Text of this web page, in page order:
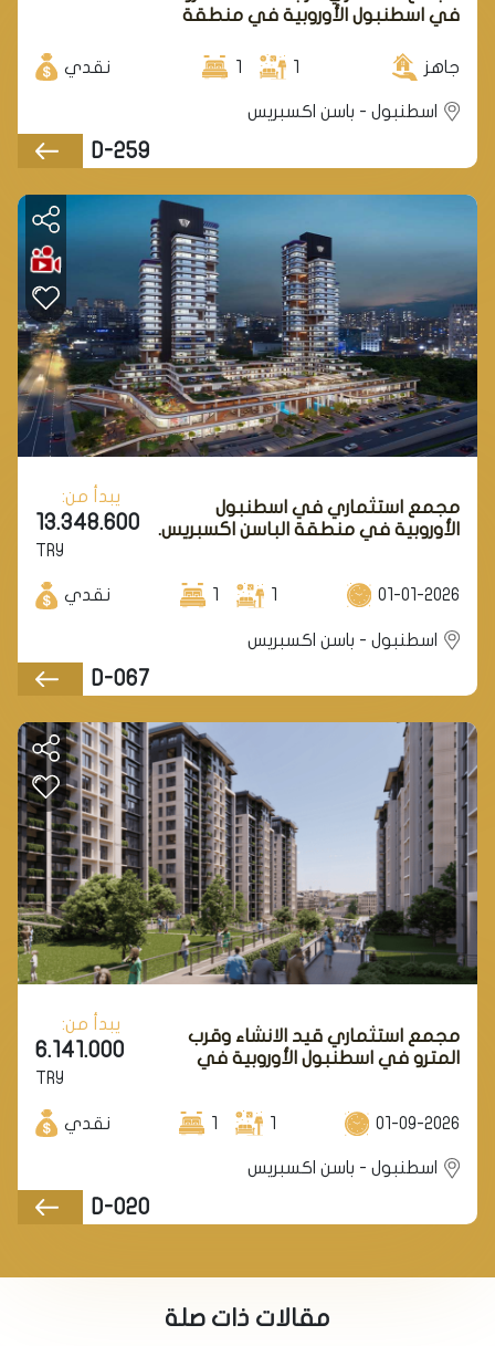
في اسطنبول الأوروبية في منطقة
جاهز 1
1 نقدي
اسطنبول - باسن اكسبريس
D-259
مجمع استثماري في اسطنبول
الأوروبية في منطقة الباسن اكسبريس.
يبدأ من:
13.348.600
TRY
01-01-2026
1
1 نقدي
اسطنبول - باسن اكسبريس
D-067
مجمع استثماري قيد الانشاء وقرب
المترو في اسطنبول الأوروبية في
يبدأ من:
6.141.000
TRY
01-09-2026
1
1 نقدي
اسطنبول - باسن اكسبريس
D-020
مقالات ذات صلة